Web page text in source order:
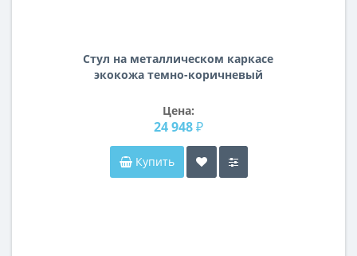
Стул на металлическом каркасе
экокожа темно-коричневый
Цена:
24 948 ₽
Купить